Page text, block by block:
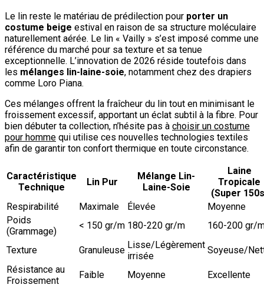
Le lin reste le matériau de prédilection pour porter un
costume beige estival en raison de sa structure moléculaire
naturellement aérée. Le lin « Vailly » s’est imposé comme une
référence du marché pour sa texture et sa tenue
exceptionnelle. L’innovation de 2026 réside toutefois dans
les mélanges lin-laine-soie, notamment chez des drapiers
comme Loro Piana.
Ces mélanges offrent la fraîcheur du lin tout en minimisant le
froissement excessif, apportant un éclat subtil à la fibre. Pour
bien débuter ta collection, n’hésite pas à choisir un costume
pour homme qui utilise ces nouvelles technologies textiles
afin de garantir ton confort thermique en toute circonstance.
Caractéristique
Technique
Lin Pur
Mélange Lin-
Laine-Soie
Laine
Tropicale
(Super
Respirabilité
Maximale Élevée
Moyenne
Poids
(Grammage)
< 150 gr/m 180-220 gr/m 160-200 gr/
Texture Granuleuse Lisse/Légèrement
irrisée
Soyeuse/
Résistance au
Froissement
Faible Moyenne Excellente